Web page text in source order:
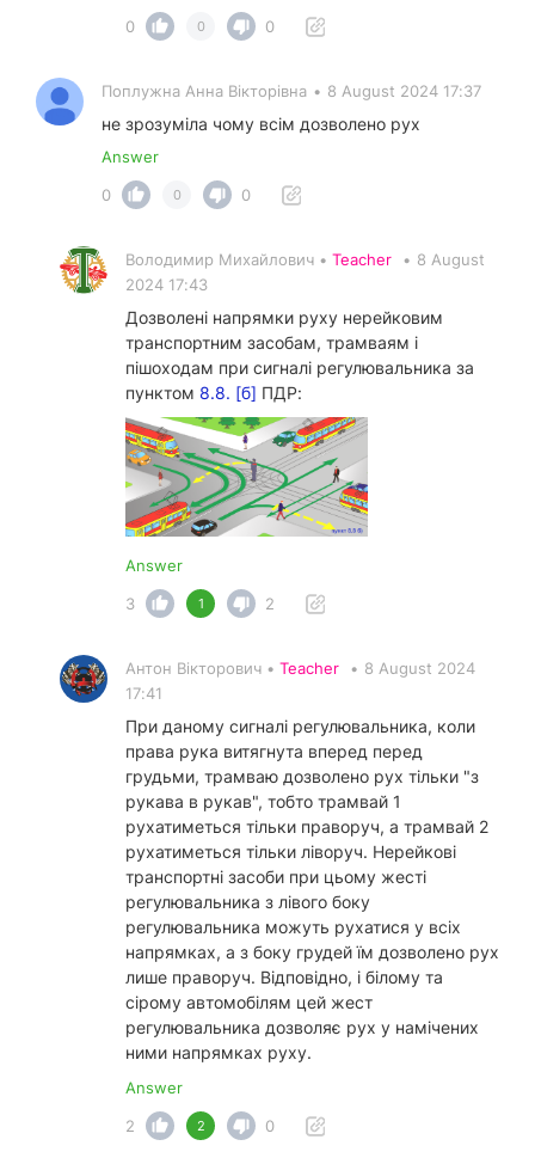
0
0 0
Поплужна Анна Вікторівна • 8 August 2024 17:37
не зрозуміла чому всім дозволено рух
Answer
0
0 0
Володимир Михайлович • Teacher • 8 August
2024 17:43
Дозволені напрямки руху нерейковим
транспортним засобам, трамваям і
пішоходам при сигналі регулювальника за
пунктом 8.8. [б] ПДР:
Answer
3
1 2
Антон Вікторович • Teacher • 8 August 2024
17:41
При даному сигналі регулювальника, коли
права рука витягнута вперед перед
грудьми, трамваю дозволено рух тільки "з
рукава в рукав", тобто трамвай 1
рухатиметься тільки праворуч, а трамвай 2
рухатиметься тільки ліворуч. Нерейкові
транспортні засоби при цьому жесті
регулювальника з лівого боку
регулювальника можуть рухатися у всіх
напрямках, а з боку грудей їм дозволено рух
лише праворуч. Відповідно, і білому та
сірому автомобілям цей жест
регулювальника дозволяє рух у намічених
ними напрямках руху.
Answer
2
2 0